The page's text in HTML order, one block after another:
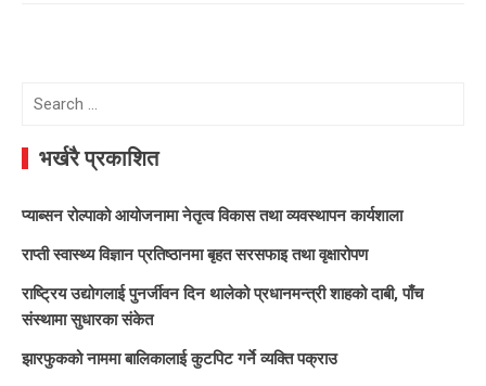
Search
भर्खरै प्रकाशित
प्याब्सन रोल्पाको आयोजनामा नेतृत्व विकास तथा व्यवस्थापन कार्यशाला
राप्ती स्वास्थ्य विज्ञान प्रतिष्ठानमा बृहत सरसफाइ तथा वृक्षारोपण
राष्ट्रिय उद्योगलाई पुनर्जीवन दिन थालेको प्रधानमन्त्री शाहको दाबी, पाँच
संस्थामा सुधारका संकेत
झारफुकको नाममा बालिकालाई कुटपिट गर्ने व्यक्ति पक्राउ